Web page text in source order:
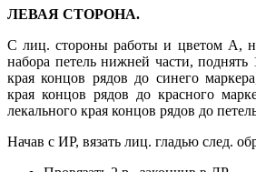
ЛЕВАЯ СТОРОНА.
С лиц. стороны работы и цветом А,
набора петель нижней части, поднять
края концов рядов до синего
края концов рядов до красного
лекального края концов рядов до
Начав с ИР, вязать лиц. гладью след.